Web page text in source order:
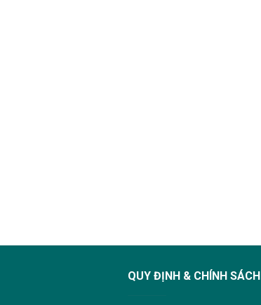
QUY ĐỊNH & CHÍNH SÁCH